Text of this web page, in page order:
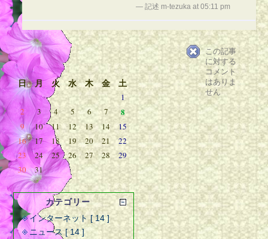
— 記述 m-tezuka at 05:11 pm
この記事
に対する
コメント
はありま
せん
日 月 火 水 木 金 土
1
2
3 4 5 6 7 8
9 10 11 12 13 14
15
16
17 18 19 20 21
22
23
24 25 26 27 28
29
30
31
カテゴリー
インターネット [ 14 ]
ニュース [ 14 ]